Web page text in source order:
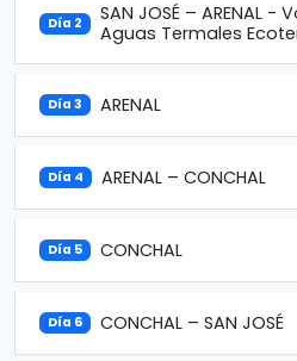
Día 2
SAN JOSÉ – ARENAL -
Aguas Termales
Día 3 ARENAL
Día 4 ARENAL – CONCHAL
Día 5 CONCHAL
Día 6 CONCHAL – SAN JOSÉ